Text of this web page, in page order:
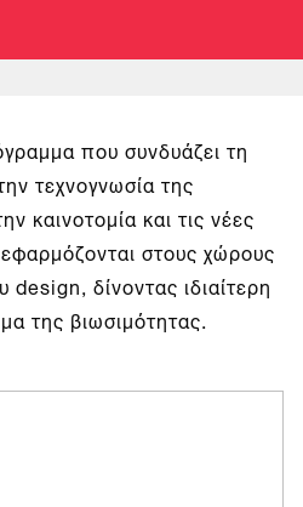
που συνδυάζει τη
τεχνογνωσία της
καινοτομία και τις νέες
στους χώρους
design, δίνοντας ιδιαίτερη
της βιωσιμότητας.